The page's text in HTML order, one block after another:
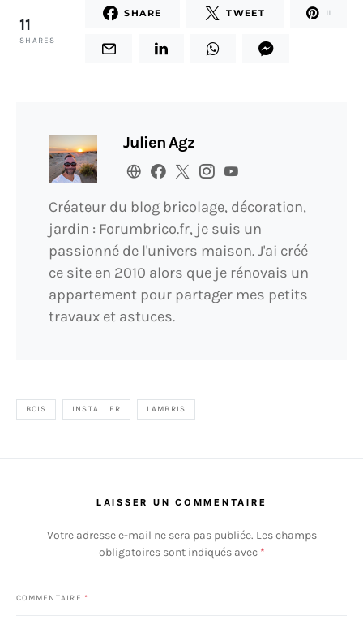
11
SHARES
SHARE TWEET 11
Julien Agz
Créateur du blog bricolage, décoration,
jardin : Forumbrico.fr, je suis un
passionné de l'univers maison. J'ai créé
ce site en 2010 alors que je rénovais un
appartement pour partager mes petits
travaux et astuces.
BOIS INSTALLER LAMBRIS
LAISSER UN COMMENTAIRE
Votre adresse e-mail ne sera pas publiée. Les champs
obligatoires sont indiqués avec *
COMMENTAIRE *